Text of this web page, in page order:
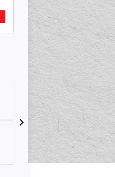
от 8 500 ₽ Купить
Клуб
г.
Клуб
г.